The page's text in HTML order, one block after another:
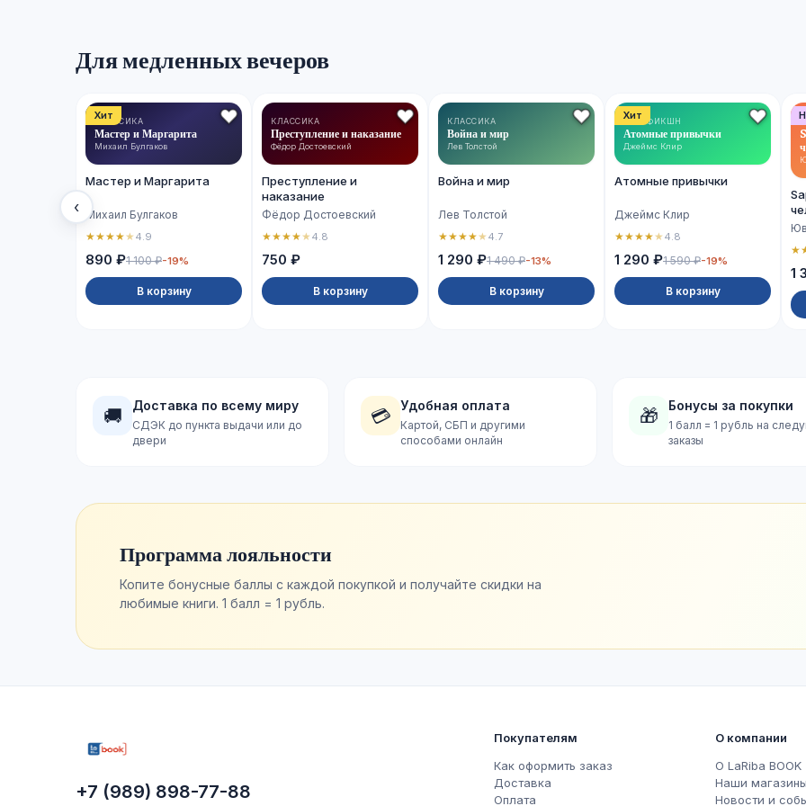
Для медленных вечеров
‹
Хит
КЛАССИКА
Мастер и Маргарита
Михаил Булгаков
Мастер и Маргарита
Михаил Булгаков
★★★★★4.9
890 ₽1 100 ₽-19%
В корзину
КЛАССИКА
Преступление и наказание
Фёдор Достоевский
Преступление и
наказание
Фёдор Достоевский
★★★★★4.8
750 ₽
В корзину
КЛАССИКА
Война и мир
Лев Толстой
Война и мир
Лев Толстой
★★★★★4.7
1 290 ₽1 490 ₽-13%
В корзину
Хит
НОН-ФИКШН
Атомные привычки
Джеймс Клир
Атомные привычки
Джеймс Клир
★★★★★4.8
1 290 ₽1 590 ₽-19%
В корзину
★
1
🚚 Доставка по всему миру
СДЭК до пункта выдачи или до
двери
💳 Удобная оплата
Картой, СБП и другими
способами онлайн
🎁 Бонусы за покупки
1 балл = 1 рубль на
заказы
Программа лояльности
Копите бонусные баллы с каждой покупкой и получайте скидки на
любимые книги. 1 балл = 1 рубль.
+7 (989) 898-77-88
Покупателям
Как оформить заказ
Доставка
Оплата
О компании
О LaRiba BOOK
Наши магазины
Новости и